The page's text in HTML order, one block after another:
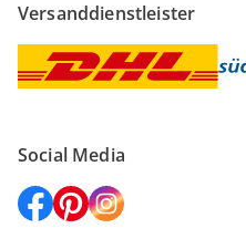
Versanddienstleister
Social Media